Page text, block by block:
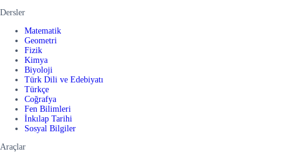
Dersler
Matematik
Geometri
Fizik
Kimya
Biyoloji
Türk Dili ve Edebiyatı
Türkçe
Coğrafya
Fen Bilimleri
İnkılap Tarihi
Sosyal Bilgiler
Araçlar